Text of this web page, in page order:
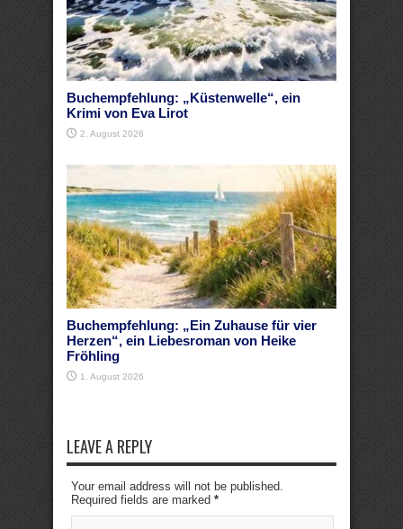
Buchempfehlung: „Küstenwelle“, ein
Krimi von Eva Lirot
2. August 2026
Buchempfehlung: „Ein Zuhause für vier
Herzen“, ein Liebesroman von Heike
Fröhling
1. August 2026
LEAVE A REPLY
Your email address will not be published.
Required fields are marked *